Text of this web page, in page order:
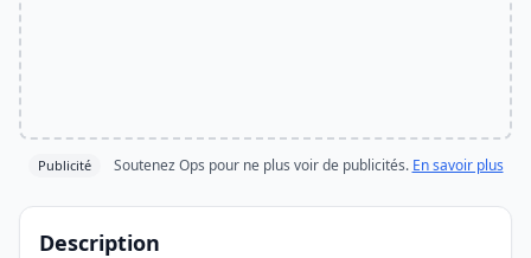
Publicité Soutenez Ops pour ne plus voir de publicités. En savoir plus
Description